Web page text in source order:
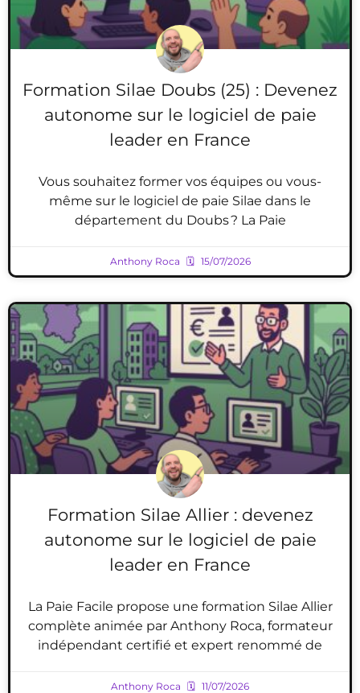
Formation Silae Doubs (25) : Devenez
autonome sur le logiciel de paie
leader en France
Vous souhaitez former vos équipes ou vous-
même sur le logiciel de paie Silae dans le
département du Doubs ? La Paie
Anthony Roca 15/07/2026
Formation Silae Allier : devenez
autonome sur le logiciel de paie
leader en France
La Paie Facile propose une formation Silae Allier
complète animée par Anthony Roca, formateur
indépendant certifié et expert renommé de
Anthony Roca 11/07/2026